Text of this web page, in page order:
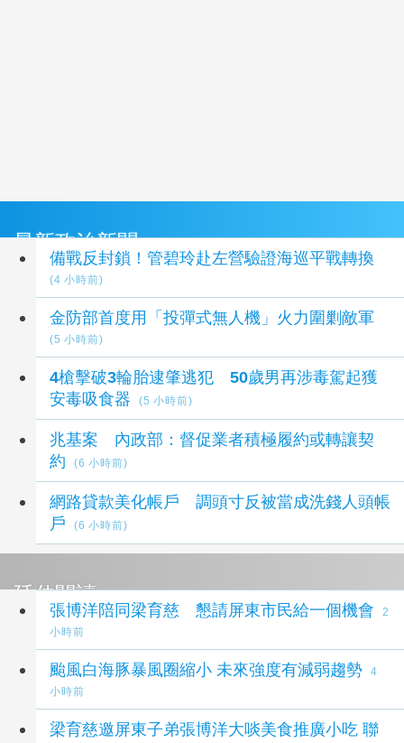
最新政治新聞
備戰反封鎖！管碧玲赴左營驗證海巡平戰轉換
(4 小時前)
金防部首度用「投彈式無人機」火力圍剿敵軍
(5 小時前)
4槍擊破3輪胎逮肇逃犯 50歲男再涉毒駕起獲
安毒吸食器
(5 小時前)
兆基案 內政部：督促業者積極履約或轉讓契
約
(6 小時前)
網路貸款美化帳戶 調頭寸反被當成洗錢人頭帳
戶
(6 小時前)
延伸閱讀
張博洋陪同梁育慈 懇請屏東市民給一個機會
2
小時前
颱風白海豚暴風圈縮小 未來強度有減弱趨勢
4
小時前
梁育慈邀屏東子弟張博洋大啖美食推廣小吃 聯